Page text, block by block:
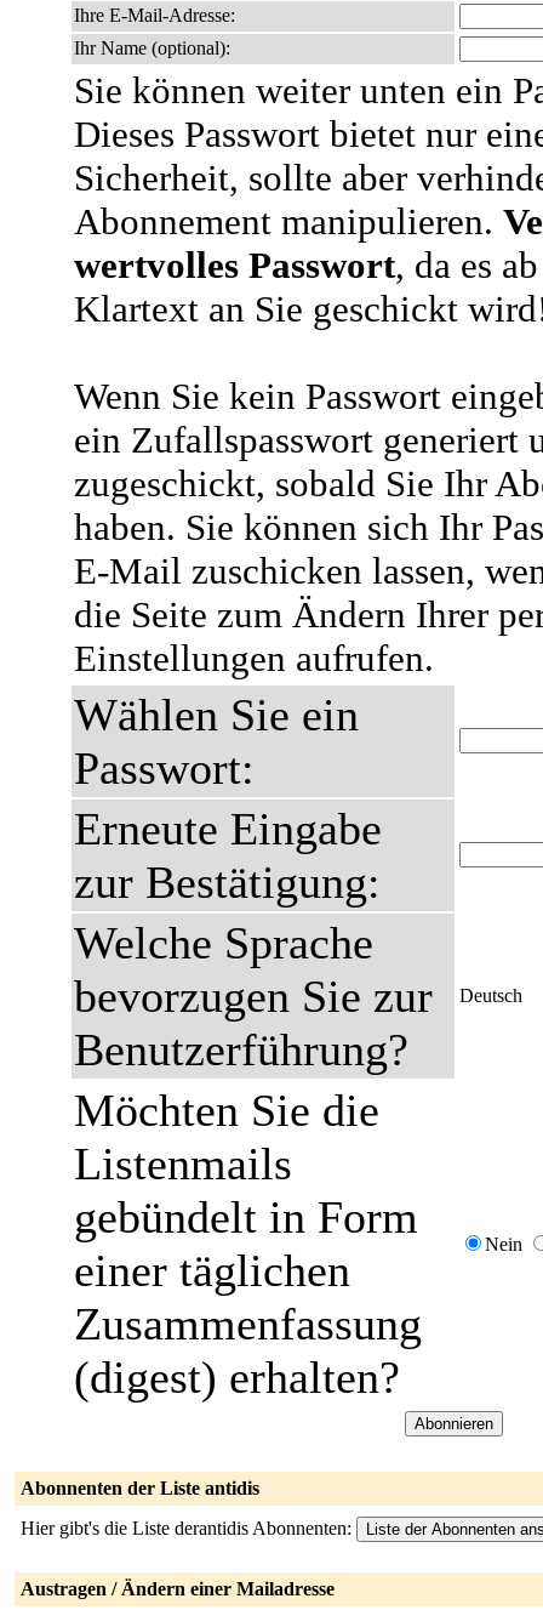
Ihre E-Mail-Adresse:
Ihr Name (optional):
Sie können weiter unten ein
Dieses Passwort bietet nur
Sicherheit, sollte aber
Abonnement manipulieren.
wertvolles Passwort, da es
Klartext an Sie geschickt
Wenn Sie kein Passwort
ein Zufallspasswort generiert
zugeschickt, sobald Sie Ihr
haben. Sie können sich Ihr
E-Mail zuschicken lassen,
die Seite zum Ändern Ihrer
Einstellungen aufrufen.
Wählen Sie ein
Passwort:
Erneute Eingabe
zur Bestätigung:
Welche Sprache
bevorzugen Sie zur
Benutzerführung?
Deutsch
Möchten Sie die
Listenmails
gebündelt in Form
einer täglichen
Zusammenfassung
(digest) erhalten?
Nein
Abonnenten der Liste antidis
Hier gibt's die Liste derantidis Abonnenten:
Austragen / Ändern einer Mailadresse